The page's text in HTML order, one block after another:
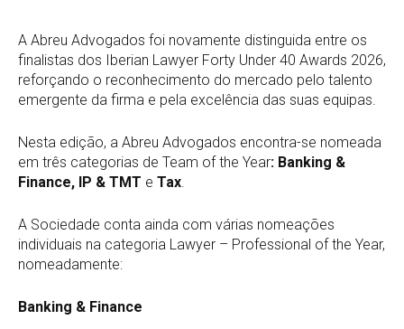
A Abreu Advogados foi novamente distinguida entre os
finalistas dos Iberian Lawyer Forty Under 40 Awards 2026,
reforçando o reconhecimento do mercado pelo talento
emergente da firma e pela excelência das suas equipas.
Nesta edição, a Abreu Advogados encontra-se nomeada
em três categorias de Team of the Year: Banking &
Finance, IP & TMT e Tax.
A Sociedade conta ainda com várias nomeações
individuais na categoria Lawyer – Professional of the Year,
nomeadamente:
Banking & Finance